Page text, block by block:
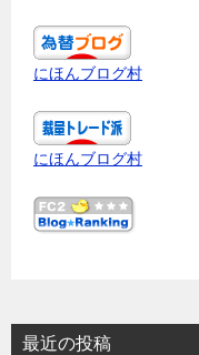
にほんブログ村
にほんブログ村
最近の投稿